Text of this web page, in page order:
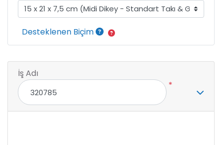
Desteklenen Biçim
İş Adı
*